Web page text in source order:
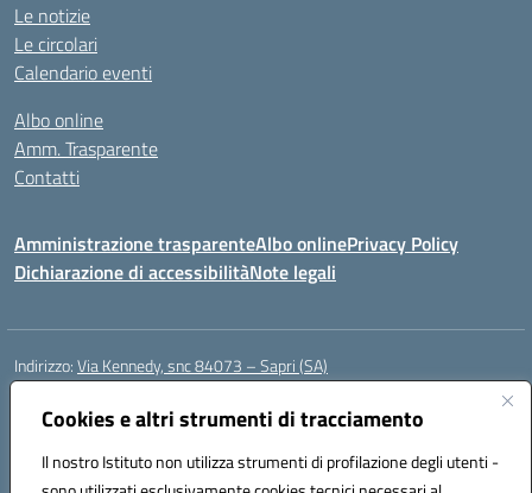
Cookies e altri strumenti di tracciamento
Il nostro Istituto non utilizza strumenti di profilazione degli utenti -
Le notizie
Le circolari
Calendario eventi
Albo online
Amm. Trasparente
Contatti
Amministrazione trasparenteAlbo onlinePrivacy Policy
Dichiarazione di accessibilitàNote legali
Indirizzo:Via Kennedy, snc 84073 – Sapri (SA)
Centralino:
Posta elettronica certificata (PEC):saic878008@pec.istruzione.it
Codice fiscale: 84002700650
Codice meccanografico:SAIC878008